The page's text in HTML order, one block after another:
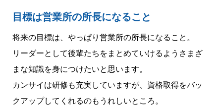
目標は営業所の所長になること
将来の目標は、やっぱり営業所の所長になること。
リーダーとして後輩たちをまとめていけるようさまざ
まな知識を身につけたいと思います。
カンサイは研修も充実していますが、資格取得をバッ
クアップしてくれるのもうれしいところ。